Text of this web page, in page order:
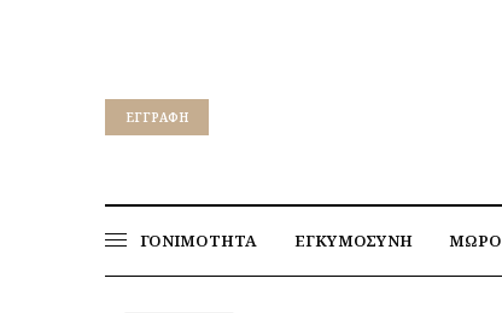
EΓΓΡΑΦΉ
ΓΟΝΙΜΟΤΗΤΑ ΕΓΚΥΜΟΣΥΝΗ ΜΩΡΟ